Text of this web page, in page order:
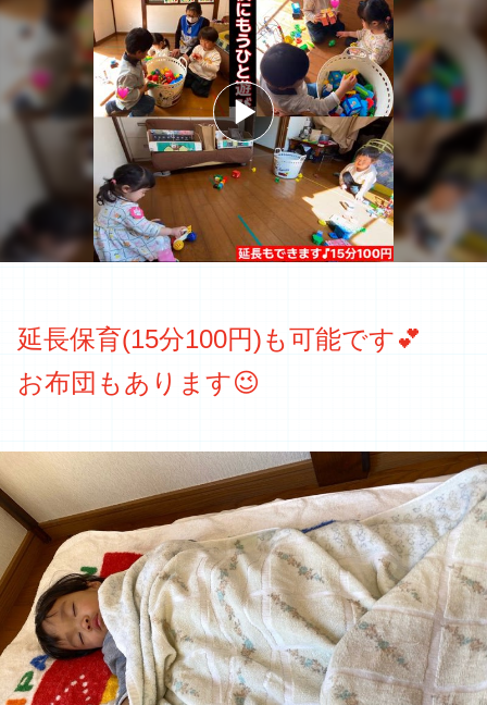
延長保育(15分100円)も可能です💕
お布団もあります😉